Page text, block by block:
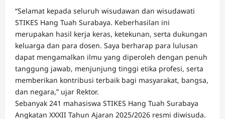
“Selamat kepada seluruh wisudawan dan wisudawati
STIKES Hang Tuah Surabaya. Keberhasilan ini
merupakan hasil kerja keras, ketekunan, serta dukungan
keluarga dan para dosen. Saya berharap para lulusan
dapat mengamalkan ilmu yang diperoleh dengan penuh
tanggung jawab, menjunjung tinggi etika profesi, serta
memberikan kontribusi terbaik bagi masyarakat, bangsa,
dan negara,” ujar Rektor.
Sebanyak 241 mahasiswa STIKES Hang Tuah Surabaya
Angkatan XXXII Tahun Ajaran 2025/2026 resmi diwisuda.